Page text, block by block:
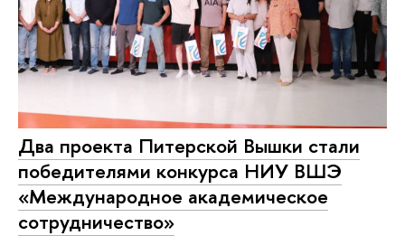
Два проекта Питерской Вышки стали
победителями конкурса НИУ ВШЭ
«Международное академическое
сотрудничество»